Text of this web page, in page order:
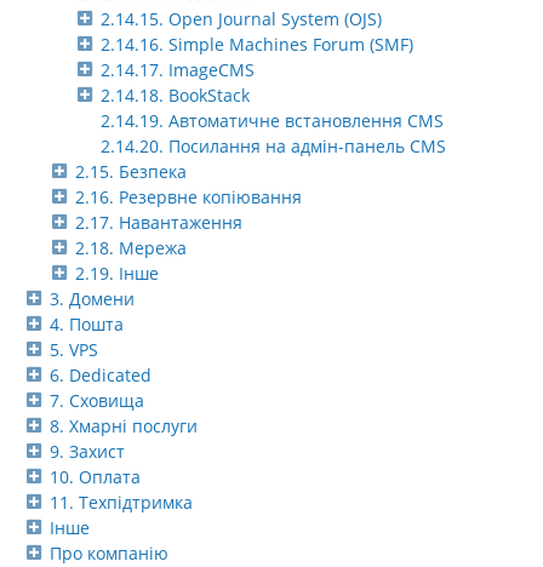
2.14.15. Open Journal System (OJS)
2.14.16. Simple Machines Forum (SMF)
2.14.17. ImageCMS
2.14.18. BookStack
2.14.19. Автоматичне встановлення CMS
2.14.20. Посилання на адмін-панель CMS
2.15. Безпека
2.16. Резервне копіювання
2.17. Навантаження
2.18. Мережа
2.19. Інше
3. Домени
4. Пошта
5. VPS
6. Dedicated
7. Сховища
8. Хмарні послуги
9. Захист
10. Оплата
11. Техпідтримка
Інше
Про компанію